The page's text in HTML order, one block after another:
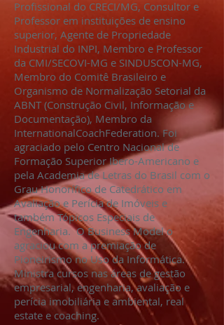
Profissional do CRECI/MG, Consultor e
Professor em instituições de ensino
superior, Agente de Propriedade
Industrial do INPI, Membro e Professor
da CMI/SECOVI-MG e SINDUSCON-MG,
Membro do Comitê Brasileiro e
Organismo de Normalização Setorial da
ABNT (Construção Civil, Informação e
Documentação), Membro da
InternationalCoachFederation. Foi
agraciado pelo Centro Nacional de
Formação Superior Ibero-Americano e
pela Academia de Letras do Brasil com o
Grau Honorífico de Catedrático em
Avaliação e Perícia de Imóveis e
também Tópicos Especiais de
Engenharia. O Business Model o
agraciou com a premiação de
Pioneirismo no Uso da Informática.
Ministra cursos nas áreas de gestão
empresarial, engenharia, avaliação e
perícia imobiliária e ambiental, real
estate e coaching.